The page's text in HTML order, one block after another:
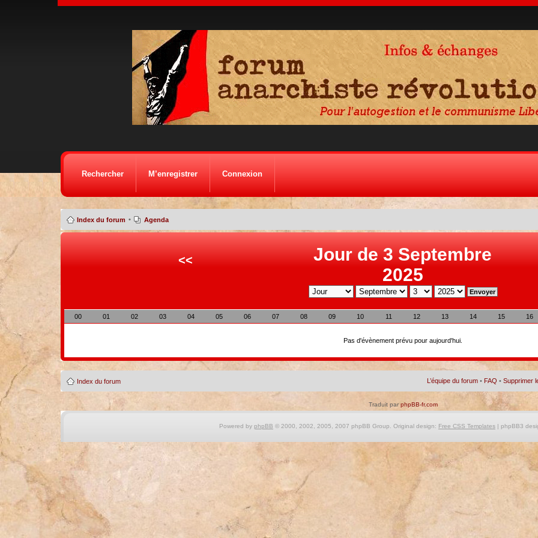
Rechercher M’enregistrer Connexion
Index du forum • Agenda
<<
Jour de 3 Septembre
2025
00 01 02 03 04 05 06 07 08 09 10 11 12 13 14 15 16
Pas d'évènement prévu pour aujourd'hui.
Index du forum L’équipe du forum • FAQ •Supprimer
Traduit parphpBB-fr.com
Powered by phpBB © 2000, 2002, 2005, 2007 phpBB Group. Original design: Free CSS Templates| phpBB3